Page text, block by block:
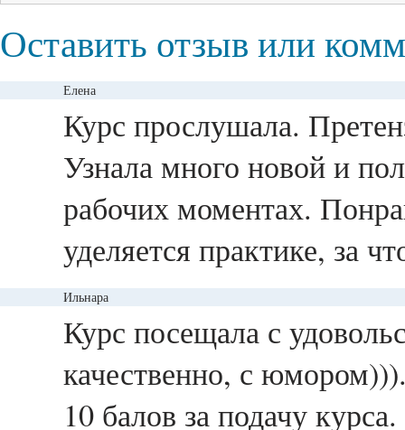
Оставить отзыв или
Елена
Курс прослушала.
Узнала много новой и
рабочих моментах.
уделяется практике, за
Ильнара
Курс посещала с
качественно, с
10 балов за подачу курса.